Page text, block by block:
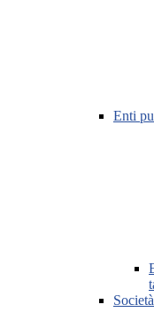
Enti